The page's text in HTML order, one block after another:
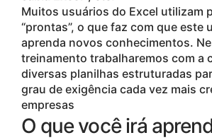
Muitos usuários do Excel utilizam
“prontas”, o que faz com que este
aprenda novos conhecimentos.
treinamento trabalharemos com a
diversas planilhas estruturadas
grau de exigência cada vez mais
empresas
O que você irá